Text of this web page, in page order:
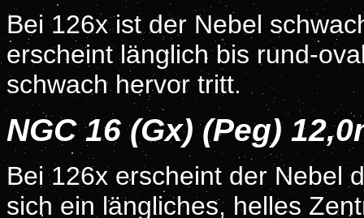
Bei 126x ist der Nebel
erscheint länglich bis rund-
schwach hervor tritt.
NGC 16 (Gx) (Peg)
Bei 126x erscheint der Nebel
sich ein längliches, helles